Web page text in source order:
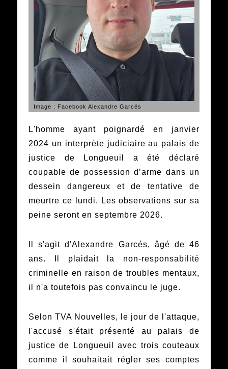
Image : Facebook Alexandre Garcés
L'homme ayant poignardé en janvier
2024 un interprète judiciaire au palais de
justice de Longueuil a été déclaré
coupable de possession d’arme dans un
dessein dangereux et de tentative de
meurtre ce lundi. Les observations sur sa
peine seront en septembre 2026.
Il s'agit d'Alexandre Garcés, âgé de 46
ans. Il plaidait la non-responsabilité
criminelle en raison de troubles mentaux,
il n'a toutefois pas convaincu le juge.
Selon TVA Nouvelles, le jour de l'attaque,
l'accusé s'était présenté au palais de
justice de Longueuil avec trois couteaux
comme il souhaitait régler ses comptes